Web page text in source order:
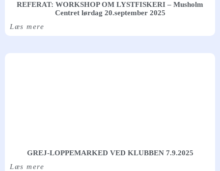
REFERAT: WORKSHOP OM LYSTFISKERI – Musholm
Centret lørdag 20.september 2025
Læs mere
GREJ-LOPPEMARKED VED KLUBBEN 7.9.2025
Læs mere